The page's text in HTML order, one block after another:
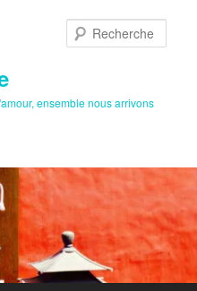
ensemble nous arrivons